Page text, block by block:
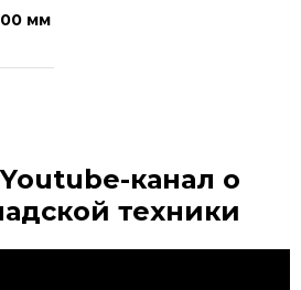
мм
канал о
техники